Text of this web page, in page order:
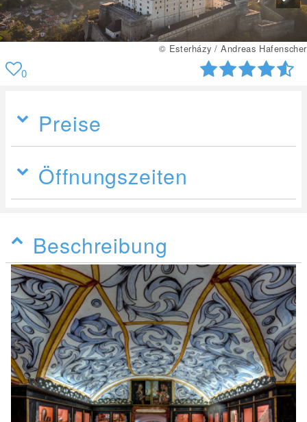
© Esterházy / Andreas Hafenscher
0
Preise
Öffnungszeiten
Beschreibung